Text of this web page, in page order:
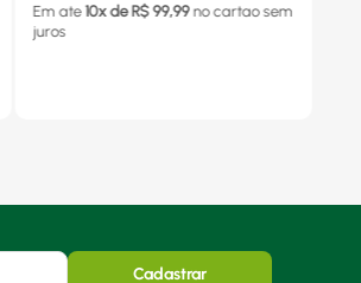
Em ate 10x de R$ 99,99 no cartaosem
juros
Cadastrar